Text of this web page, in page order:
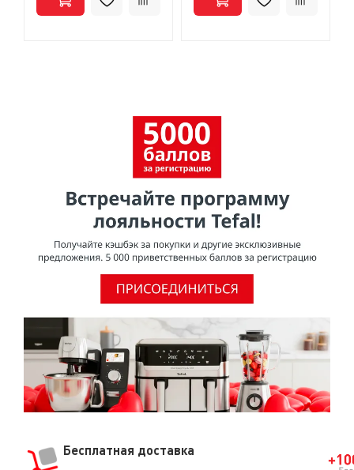
Бесплатная доставка